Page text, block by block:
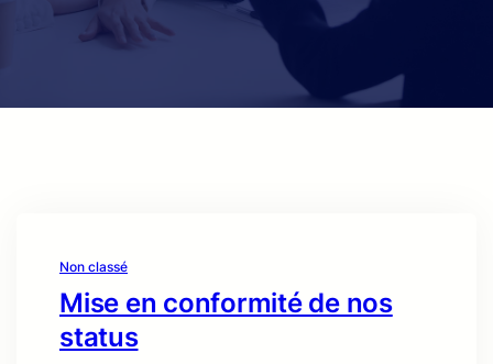
Non classé
Mise en conformité de nos
status